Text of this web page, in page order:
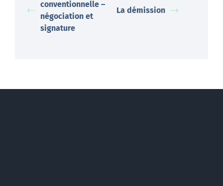
conventionnelle –
négociation et
signature
La démission